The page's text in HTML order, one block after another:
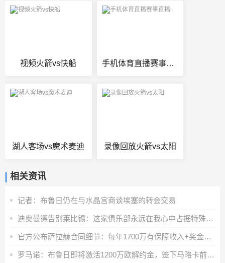
视频火箭vs快船 手机体育直播赛事直播
湖人客场vs魔术麦迪 录像回放火箭vs太阳
相关资讯
记者：布鲁日仍在与水晶宫商谈埃塞的转会交易
迪奥曼德告别莱比锡：这家俱乐部永远在我心中占据特殊位置
官方公布萨拉赫合同细节：每年1700万有保障收入+奖金+20%肖像权
罗马诺：布鲁日即将激活1200万欧解约金，签下马略卡前锋比尔希利